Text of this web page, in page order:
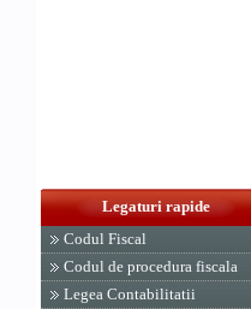
Legaturi rapide
Codul Fiscal
Codul de procedura fiscala
Legea Contabilitatii